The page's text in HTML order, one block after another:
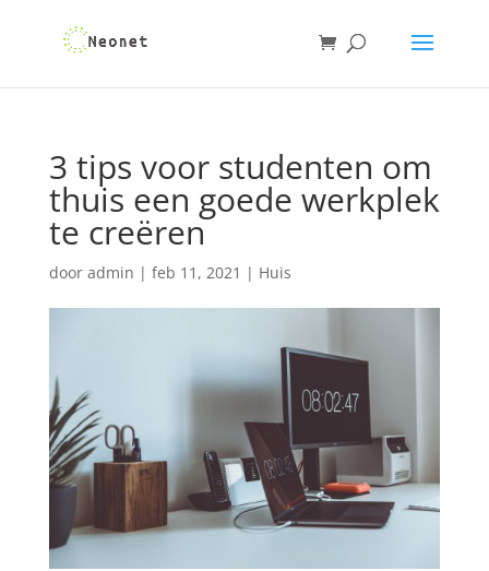
3 tips voor studenten om
thuis een goede werkplek
te creëren
door admin | feb 11, 2021 | Huis